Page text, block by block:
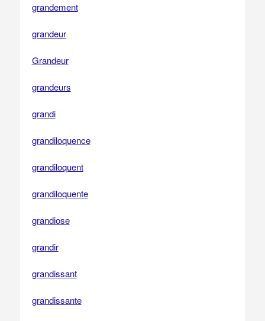
grandement
grandeur
Grandeur
grandeurs
grandi
grandiloquence
grandiloquent
grandiloquente
grandiose
grandir
grandissant
grandissante